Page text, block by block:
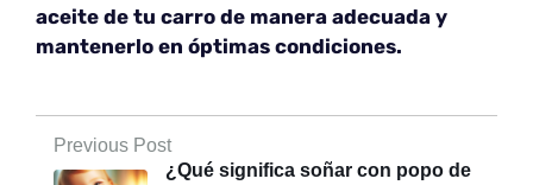
aceite de tu carro de manera adecuada y
mantenerlo en óptimas condiciones.
Previous Post
¿Qué significa soñar con popo de